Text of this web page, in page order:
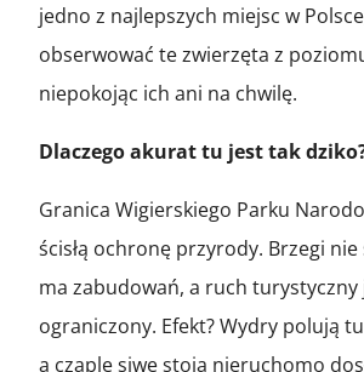
jedno z najlepszych miejsc w
obserwować te zwierzęta z
niepokojąc ich ani na chwilę.
Dlaczego akurat tu jest tak
Granica Wigierskiego Parku
ścisłą ochronę przyrody. Brzegi
ma zabudowań, a ruch
ograniczony. Efekt? Wydry polują
a czaple siwe stoją nieruchomo